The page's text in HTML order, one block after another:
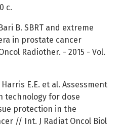
с.
B. SBRT and extreme
in prostate cancer
Radiother. - 2015 - Vol.
Harris E.E. et al. Assessment
technology for dose
protection in the
// Int. J Radiat Oncol Biol